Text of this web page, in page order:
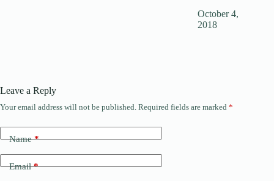
October 4,
2018
Leave a Reply
Your email address will not be published. Required fields are marked *
Name*
Email*